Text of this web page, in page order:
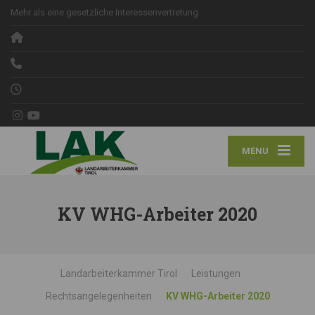
Mehr als eine gesetzliche Interessenvertretung
MENU
KV WHG-Arbeiter 2020
Landarbeiterkammer Tirol
Leistungen
Rechtsangelegenheiten
KV WHG-Arbeiter 2020